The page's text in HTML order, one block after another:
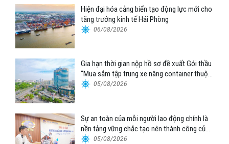
Hiện đại hóa cảng biển tạo động lực mới cho
tăng trưởng kinh tế Hải Phòng
06/08/2026
Gia hạn thời gian nộp hồ sơ đề xuất Gói thầu
“Mua sắm tập trung xe nâng container thuộc
Tổng công ty Hàng hải Việt Nam – CTCP”
05/08/2026
Sự an toàn của mỗi người lao động chính là
nền tảng vững chắc tạo nên thành công của
Cảng Đà Nẵng
05/08/2026